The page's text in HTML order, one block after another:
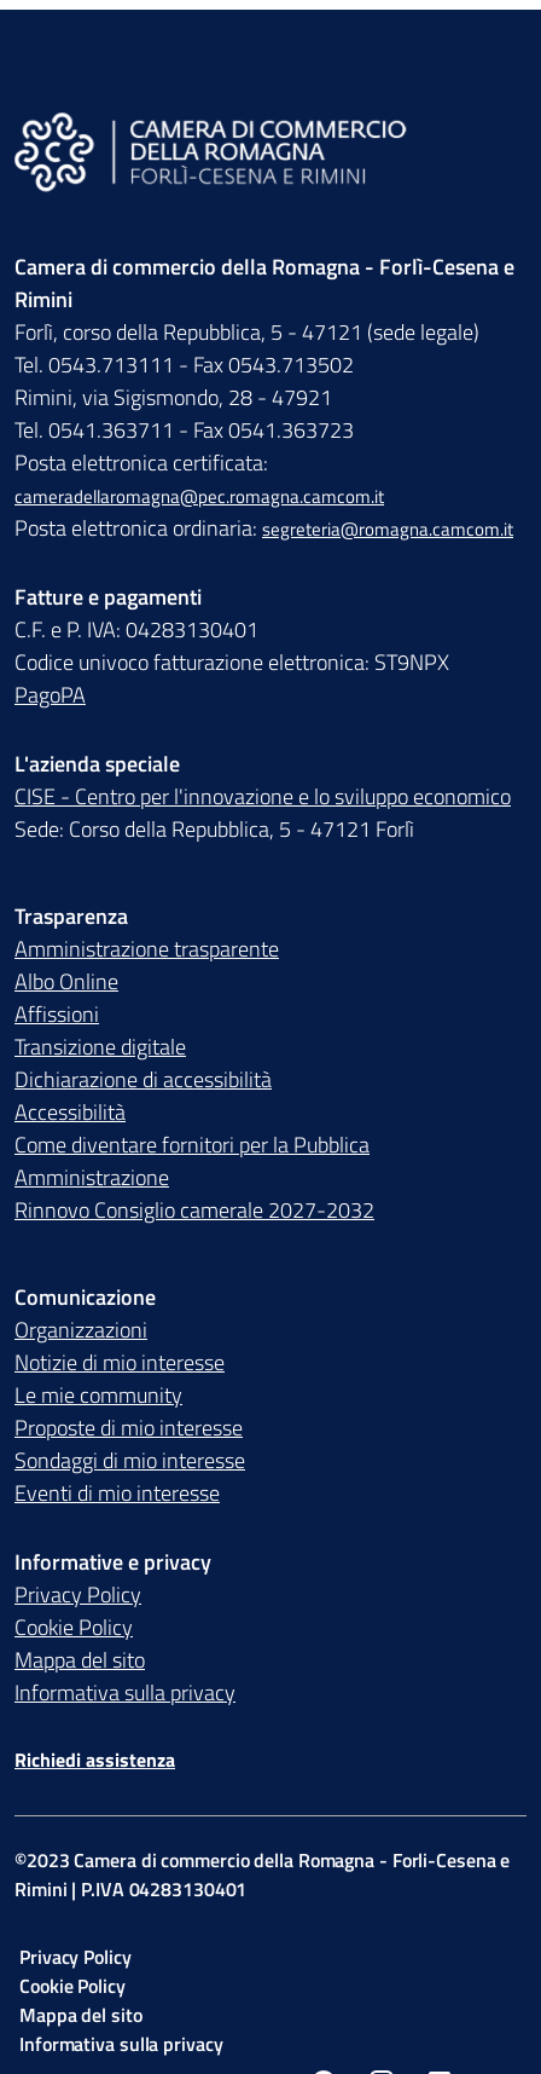
Camera di commercio della Romagna - Forlì-Cesena e
Rimini
Forlì, corso della Repubblica, 5 - 47121 (sede legale)
Tel. 0543.713111 - Fax 0543.713502
Rimini, via Sigismondo, 28 - 47921
Tel. 0541.363711 - Fax 0541.363723
Posta elettronica certificata:
cameradellaromagna@pec.romagna.camcom.it
Posta elettronica ordinaria: segreteria@romagna.camcom.it
Fatture e pagamenti
C.F. e P. IVA: 04283130401
Codice univoco fatturazione elettronica: ST9NPX
PagoPA
L'azienda speciale
CISE - Centro per l'innovazione e lo sviluppo economico
Sede: Corso della Repubblica, 5 - 47121 Forlì
Trasparenza
Amministrazione trasparente
Albo Online
Affissioni
Transizione digitale
Dichiarazione di accessibilità
Accessibilità
Come diventare fornitori per la Pubblica
Amministrazione
Rinnovo Consiglio camerale 2027-2032
Comunicazione
Organizzazioni
Notizie di mio interesse
Le mie community
Proposte di mio interesse
Sondaggi di mio interesse
Eventi di mio interesse
Informative e privacy
Privacy Policy
Cookie Policy
Mappa del sito
Informativa sulla privacy
Richiedi assistenza
©2023 Camera di commercio della Romagna - Forli-Cesena e
Rimini | P.IVA 04283130401
Privacy Policy
Cookie Policy
Mappa del sito
Informativa sulla privacy